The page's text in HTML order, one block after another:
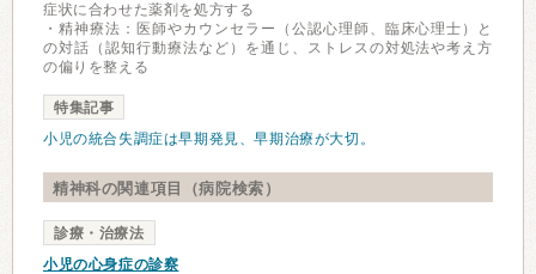
症状に合わせた薬剤を処方する
・精神療法：医師やカウンセラー（公認心理師、臨床心理士）と
の対話（認知行動療法など）を通じ、ストレスの対処法や考え方
の偏りを整える
特集記事
小児の統合失調症は早期発見、早期治療が大切。
精神科の関連項目（病院検索）
診療・治療法
小児の心身症の診察